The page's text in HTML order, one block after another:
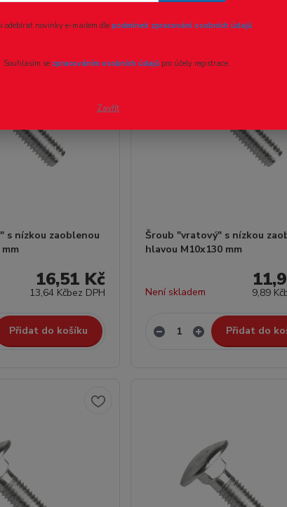
s nízkou zaoblenou
16,51 Kč
13,64 Kčbez DPH
Přidat do košíku
Šroub "vratový" s nízkou
hlavou M10x130 mm
9,89 Kč
Není skladem
Přidat do
odebírat novinky e-mailem dle podmínek zpracování osobních údajů.
Souhlasím se zpracováním osobních údajůpro účely registrace.
Zavřít